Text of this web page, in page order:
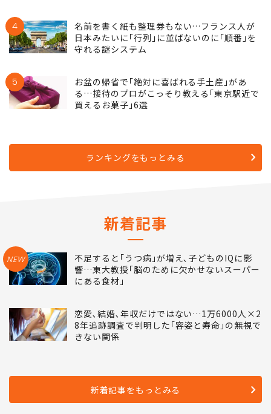
4
名前を書く紙も整理券もない…フランス人が
日本みたいに｢行列｣に並ばないのに｢順番｣を
守れる謎システム
5
お盆の帰省で｢絶対に喜ばれる手土産｣があ
る…接待のプロがこっそり教える｢東京駅近で
買えるお菓子｣6選
ランキングをもっとみる
新着記事
NEW
不足すると｢うつ病｣が増え､子どものIQに影
響…東大教授｢脳のために欠かせないスーパー
にある食材｣
恋愛､結婚､年収だけではない…1万6000人×2
8年追跡調査で判明した｢容姿と寿命｣の無視で
きない関係
新着記事をもっとみる